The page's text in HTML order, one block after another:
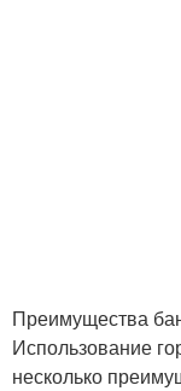
Преимущества
Использование
несколько